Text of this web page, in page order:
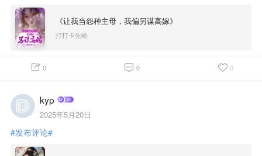
《让我当怨种主母，我偏另谋高嫁》
打打卡先哈
0 0 0
kyp
2025年5月20日
#发布评论#